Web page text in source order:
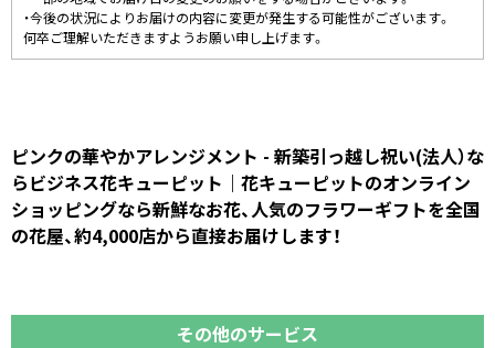
・今後の状況によりお届けの内容に変更が発生する可能性がございます。
何卒ご理解いただきますようお願い申し上げます。
ピンクの華やかアレンジメント - 新築引っ越し祝い(法人）な
らビジネス花キューピット｜花キューピットのオンライン
ショッピングなら新鮮なお花、人気のフラワーギフトを全国
の花屋、約4,000店から直接お届けします！
その他のサービス